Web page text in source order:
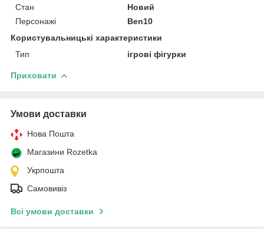
Стан
Новий
Персонажі
Ben10
Користувальницькі характеристики
Тип
ігрові фігурки
Приховати
Умови доставки
Нова Пошта
Магазини Rozetka
Укрпошта
Самовивіз
Всі умови доставки